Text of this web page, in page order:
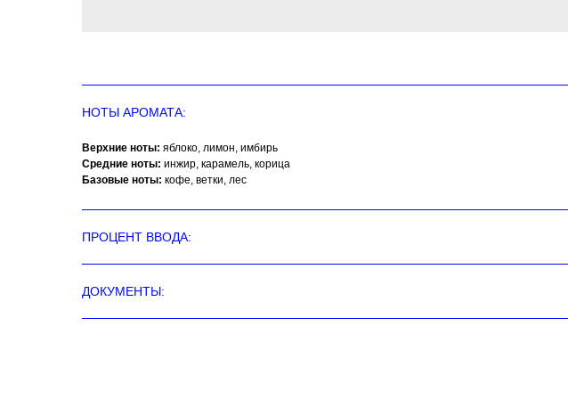
НОТЫ АРОМАТА:
Верхние ноты: яблоко, лимон, имбирь
Средние ноты: инжир, карамель, корица
Базовые ноты: кофе, ветки, лес
ПРОЦЕНТ ВВОДА:
ДОКУМЕНТЫ: